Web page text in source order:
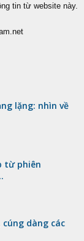
tin từ website này.
lặng: nhìn về
từ phiên
dàng các